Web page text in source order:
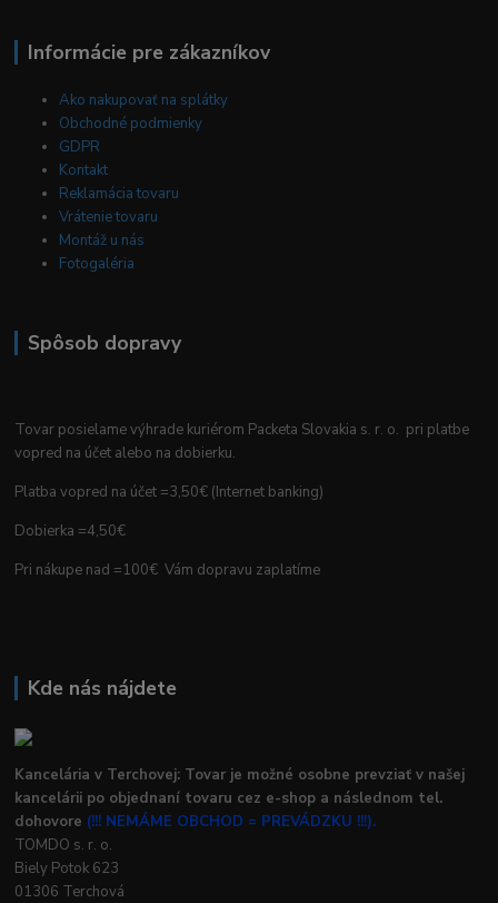
Informácie pre zákazníkov
Ako nakupovať na splátky
Obchodné podmienky
GDPR
Kontakt
Reklamácia tovaru
Vrátenie tovaru
Montáž u nás
Fotogaléria
Spôsob dopravy
Tovar posielame výhrade kuriérom Packeta Slovakia s. r. o. pri platbe
vopred na účet alebo na dobierku.
Platba vopred na účet =3,50€ (Internet banking)
Dobierka =4,50€
Pri nákupe nad =100€ Vám dopravu zaplatíme
Kde nás nájdete
Kancelária v Terchovej: Tovar je možné osobne prevziať v našej
kancelárii po objednaní tovaru cez e-shop a následnom tel.
dohovore (!!! NEMÁME OBCHOD = PREVÁDZKU !!!).
TOMDO s. r. o.
Biely Potok 623
01306 Terchová